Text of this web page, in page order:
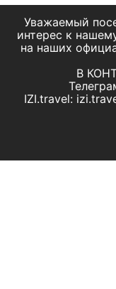
Уважаемый
интерес к
на наших
В
IZI.travel: